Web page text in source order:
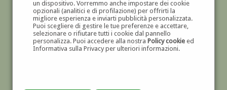
un dispositivo. Vorremmo anche impostare dei cookie
opzionali (analitici e di profilazione) per offrirti la
migliore esperienza e inviarti pubblicità personalizzata.
Puoi scegliere di gestire le tue preferenze e accettare,
selezionare o rifiutare tutti i cookie dal pannello
personalizza. Puoi accedere alla nostra Policy cookieed
Informativa sulla Privacy per ulteriori informazioni.